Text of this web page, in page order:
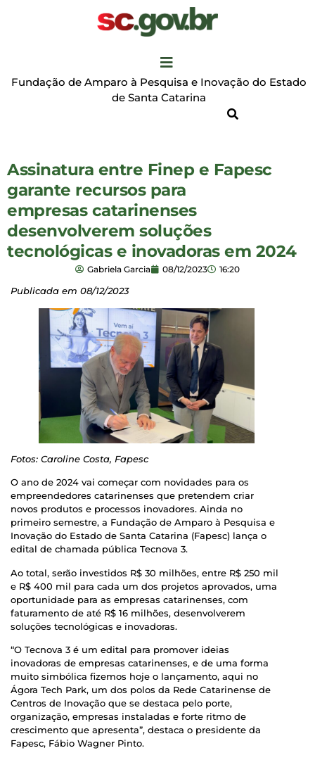
Fundação de Amparo à Pesquisa e Inovação do Estado
de Santa Catarina
Assinatura entre Finep e Fapesc
garante recursos para
empresas catarinenses
desenvolverem soluções
tecnológicas e inovadoras em 2024
Gabriela Garcia 08/12/2023 16:20
Publicada em 08/12/2023
Fotos: Caroline Costa, Fapesc
O ano de 2024 vai começar com novidades para os
empreendedores catarinenses que pretendem criar
novos produtos e processos inovadores. Ainda no
primeiro semestre, a Fundação de Amparo à Pesquisa e
Inovação do Estado de Santa Catarina (Fapesc) lança o
edital de chamada pública Tecnova 3.
Ao total, serão investidos R$ 30 milhões, entre R$ 250 mil
e R$ 400 mil para cada um dos projetos aprovados, uma
oportunidade para as empresas catarinenses, com
faturamento de até R$ 16 milhões, desenvolverem
soluções tecnológicas e inovadoras.
“O Tecnova 3 é um edital para promover ideias
inovadoras de empresas catarinenses, e de uma forma
muito simbólica fizemos hoje o lançamento, aqui no
Ágora Tech Park, um dos polos da Rede Catarinense de
Centros de Inovação que se destaca pelo porte,
organização, empresas instaladas e forte ritmo de
crescimento que apresenta”, destaca o presidente da
Fapesc, Fábio Wagner Pinto.